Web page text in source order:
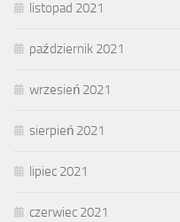
listopad 2021
październik 2021
wrzesień 2021
sierpień 2021
lipiec 2021
czerwiec 2021